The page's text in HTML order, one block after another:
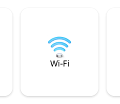
Wi-Fi